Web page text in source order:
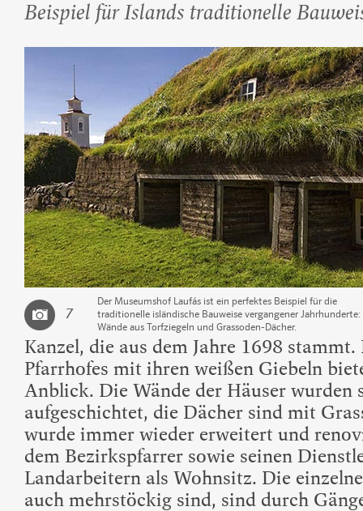
Beispiel für Islands traditionelle
7
Der Museumshof Laufás ist ein perfektes Beispiel für die
traditionelle isländische Bauweise vergangener Jahrhunderte:
Wände aus Torfziegeln und Grassoden-Dächer.
Kanzel, die aus dem Jahre 1698 stammt.
Pfarrhofes mit ihren weißen Giebeln
Anblick. Die Wände der Häuser wurden
aufgeschichtet, die Dächer sind mit
wurde immer wieder erweitert und
dem Bezirkspfarrer sowie seinen
Landarbeitern als Wohnsitz. Die
auch mehrstöckig sind, sind durch